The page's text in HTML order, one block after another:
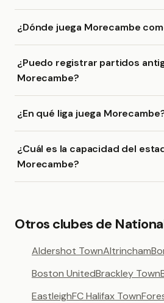
¿Dónde juega Morecambe
¿Puedo registrar partidos
Morecambe?
¿En qué liga juega
¿Cuál es la capacidad del
Morecambe?
Otros clubes de
Aldershot TownAltrincham
Boston UnitedBrackley Town
EastleighFC Halifax Town